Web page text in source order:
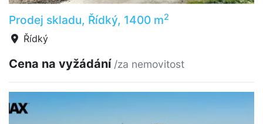
Prodej skladu, Řídký, 1400 m2
Řídký
Cena na vyžádání /za nemovitost